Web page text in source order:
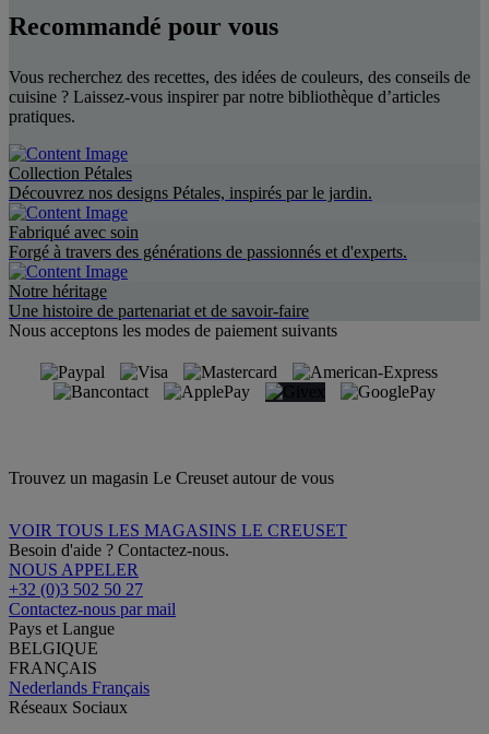
Recommandé pour vous
Vous recherchez des recettes, des idées de couleurs, des conseils de
cuisine ? Laissez-vous inspirer par notre bibliothèque d’articles
pratiques.
Collection Pétales
Découvrez nos designs Pétales, inspirés par le jardin.
Fabriqué avec soin
Forgé à travers des générations de passionnés et d'experts.
Notre héritage
Une histoire de partenariat et de savoir-faire
Nous acceptons les modes de paiement suivants
Trouvez un magasin Le Creuset autour de vous
VOIR TOUS LES MAGASINS LE CREUSET
Besoin d'aide ? Contactez-nous.
NOUS APPELER
+32 (0)3 502 50 27
Contactez-nous par mail
Pays et Langue
BELGIQUE
FRANÇAIS
Nederlands Français
Réseaux Sociaux